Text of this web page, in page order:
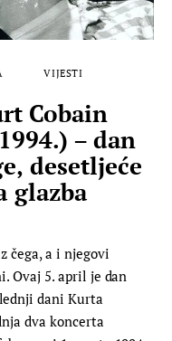
VIJESTI
Cobain
– dan
desetljeće
glazba
čega, a i njegovi
Ovaj 5. april je dan
dani Kurta
dva koncerta